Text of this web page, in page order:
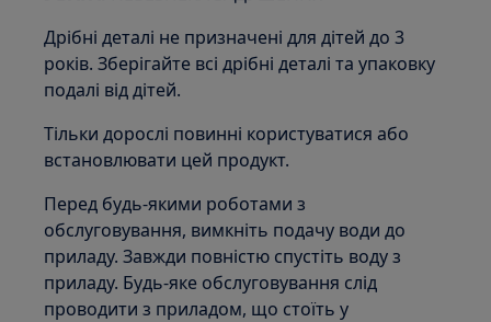
Дрібні деталі не призначені для дітей до 3
років. Зберігайте всі дрібні деталі та упаковку
подалі від дітей.
Тільки дорослі повинні користуватися або
встановлювати цей продукт.
Перед будь-якими роботами з
обслуговування, вимкніть подачу води до
приладу. Завжди повністю спустіть воду з
приладу. Будь-яке обслуговування слід
проводити з приладом, що стоїть у